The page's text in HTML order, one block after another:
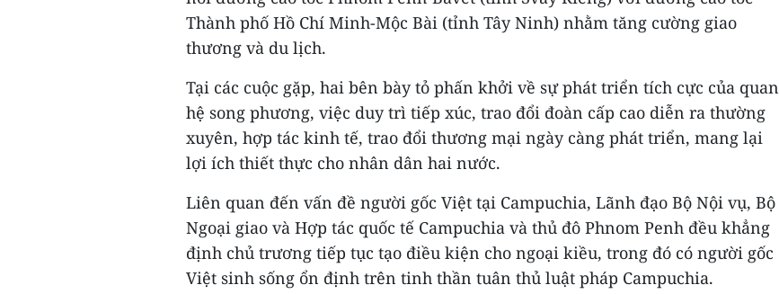
Thành phố Hồ Chí Minh-Mộc Bài (tỉnh Tây Ninh) nhằm tăng cường giao
thương và du lịch.
Tại các cuộc gặp, hai bên bày tỏ phấn khởi về sự phát triển tích cực của quan
hệ song phương, việc duy trì tiếp xúc, trao đổi đoàn cấp cao diễn ra thường
xuyên, hợp tác kinh tế, trao đổi thương mại ngày càng phát triển, mang lại
lợi ích thiết thực cho nhân dân hai nước.
Liên quan đến vấn đề người gốc Việt tại Campuchia, Lãnh đạo Bộ Nội vụ, Bộ
Ngoại giao và Hợp tác quốc tế Campuchia và thủ đô Phnom Penh đều khẳng
định chủ trương tiếp tục tạo điều kiện cho ngoại kiều, trong đó có người gốc
Việt sinh sống ổn định trên tinh thần tuân thủ luật pháp Campuchia.